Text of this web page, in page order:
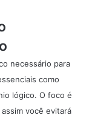
necessário para
como
lógico. O foco é
você evitará